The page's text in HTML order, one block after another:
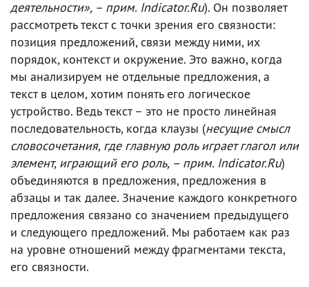
деятельности», – прим. Indicator.Ru). Он позволяет
рассмотреть текст с точки зрения его связности:
позиция предложений, связи между ними, их
порядок, контекст и окружение. Это важно, когда
мы анализируем не отдельные предложения, а
текст в целом, хотим понять его логическое
устройство. Ведь текст – это не просто линейная
последовательность, когда клаузы (несущие смысл
словосочетания, где главную роль играет глагол или
элемент, играющий его роль, – прим. Indicator.Ru)
объединяются в предложения, предложения в
абзацы и так далее. Значение каждого конкретного
предложения связано со значением предыдущего
и следующего предложений. Мы работаем как раз
на уровне отношений между фрагментами текста,
его связности.